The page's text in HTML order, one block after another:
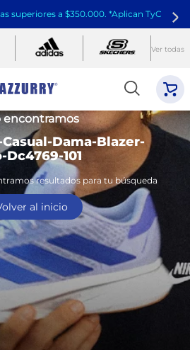
superiores a $350.000. *Aplican TyC
Ver todas
encontramos
Dama-Blazer-
101
resultados para tu búsqueda
al inicio